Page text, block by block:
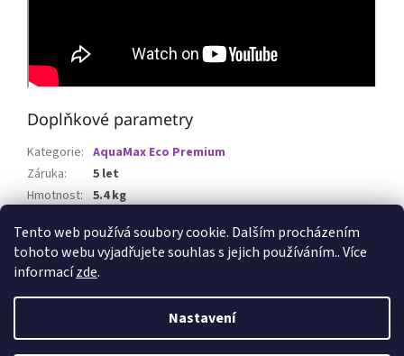
Tento web používá soubory cookie. Dalším procházením
tohoto webu vyjadřujete souhlas s jejich používáním.. Více
informacízde.
Nastavení
Doplňkové parametry
Kategorie: AquaMax Eco Premium
Záruka:
5 let
Hmotnost: 5.4 kg